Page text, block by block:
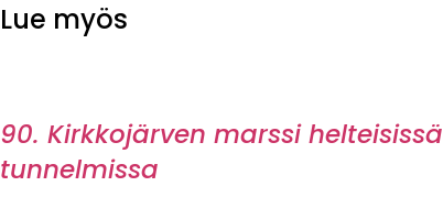
Lue myös
90. Kirkkojärven marssi helteisissä
tunnelmissa